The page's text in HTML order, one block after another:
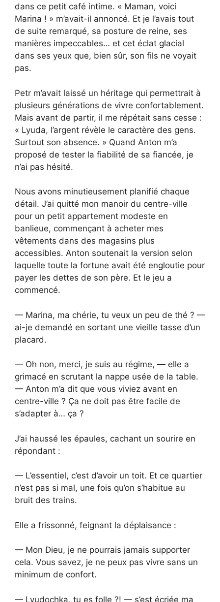
dans ce petit café intime. « Maman, voici
Marina ! » m’avait-il annoncé. Et je l’avais tout
de suite remarqué, sa posture de reine, ses
manières impeccables… et cet éclat glacial
dans ses yeux que, bien sûr, son fils ne voyait
pas.
Petr m’avait laissé un héritage qui permettrait à
plusieurs générations de vivre confortablement.
Mais avant de partir, il me répétait sans cesse :
« Lyuda, l’argent révèle le caractère des gens.
Surtout son absence. » Quand Anton m’a
proposé de tester la fiabilité de sa fiancée, je
n’ai pas hésité.
Nous avons minutieusement planifié chaque
détail. J’ai quitté mon manoir du centre-ville
pour un petit appartement modeste en
banlieue, commençant à acheter mes
vêtements dans des magasins plus
accessibles. Anton soutenait la version selon
laquelle toute la fortune avait été engloutie pour
payer les dettes de son père. Et le jeu a
commencé.
— Marina, ma chérie, tu veux un peu de thé ? —
ai-je demandé en sortant une vieille tasse d’un
placard.
— Oh non, merci, je suis au régime, — elle a
grimacé en scrutant la nappe usée de la table.
— Anton m’a dit que vous viviez avant en
centre-ville ? Ça ne doit pas être facile de
s’adapter à… ça ?
J’ai haussé les épaules, cachant un sourire en
répondant :
— L’essentiel, c’est d’avoir un toit. Et ce quartier
n’est pas si mal, une fois qu’on s’habitue au
bruit des trains.
Elle a frissonné, feignant la déplaisance :
— Mon Dieu, je ne pourrais jamais supporter
cela. Vous savez, je ne peux pas vivre sans un
minimum de confort.
— Lyudochka, tu es folle ?! — s’est écriée ma